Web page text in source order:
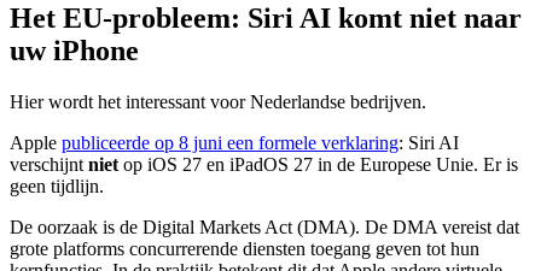
Het EU-probleem: Siri AI komt niet naar
uw iPhone
Hier wordt het interessant voor Nederlandse bedrijven.
Apple publiceerde op 8 juni een formele verklaring: Siri AI
verschijnt niet op iOS 27 en iPadOS 27 in de Europese Unie. Er is
geen tijdlijn.
De oorzaak is de Digital Markets Act (DMA). De DMA vereist dat
grote platforms concurrerende diensten toegang geven tot hun